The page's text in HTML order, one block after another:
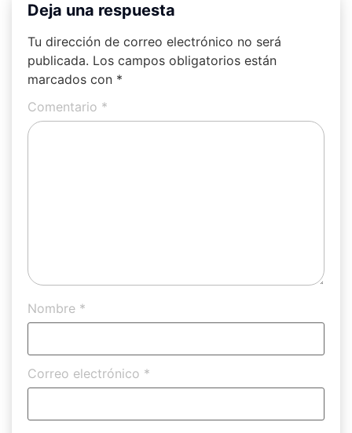
Deja una respuesta
Tu dirección de correo electrónico no será
publicada. Los campos obligatorios están
marcados con *
Comentario *
Nombre *
Correo electrónico *